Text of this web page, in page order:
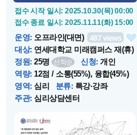
접수 시작 일시 : 2025.10.30(목) 00:00
접수 종료 일시 : 2025.11.11(화) 15:00
운영: 오프라인(대면) 487 views
대상: 연세대학교 미래캠퍼스 재(휴)
학...
정원: 25명 선착순 신청: 개인
역량: 12점 / 소통(55%), 융합(45%)
영역 : 심리 분류: 특강·강좌
주관: 심리상담센터
운영 시작 일시
: 2025.11.11(화) 17:30
운영 종료 일시
: 2025.11.11(화) 19:30